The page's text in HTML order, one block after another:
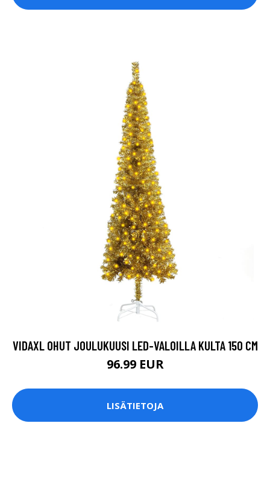
VIDAXL OHUT JOULUKUUSI LED-VALOILLA KULTA 150 CM
96.99 EUR
LISÄTIETOJA